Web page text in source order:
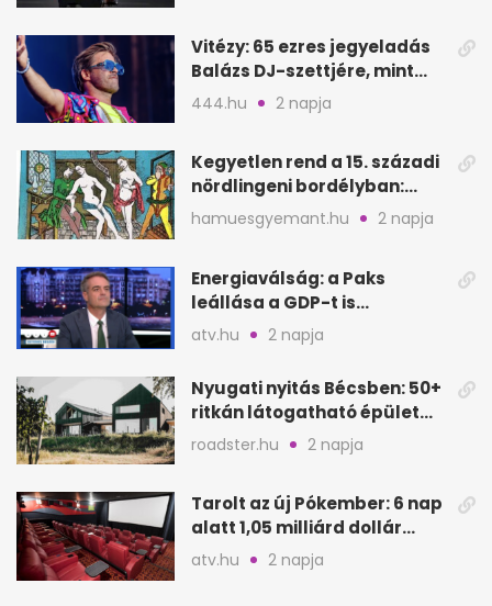
Vitézy: 65 ezres jegyeladás
Balázs DJ-szettjére, mint
metró nélküli Puskás-meccs
444.hu 2 napja
Kegyetlen rend a 15. századi
nördlingeni bordélyban:
verés, éheztetés
hamuesgyemant.hu 2 napja
Energiaválság: a Paks
leállása a GDP-t is
megütheti, int az
atv.hu 2 napja
Nyugati nyitás Bécsben: 50+
ritkán látogatható épület
nyílik meg
roadster.hu 2 napja
Tarolt az új Pókember: 6 nap
alatt 1,05 milliárd dollár
bevétel
atv.hu 2 napja